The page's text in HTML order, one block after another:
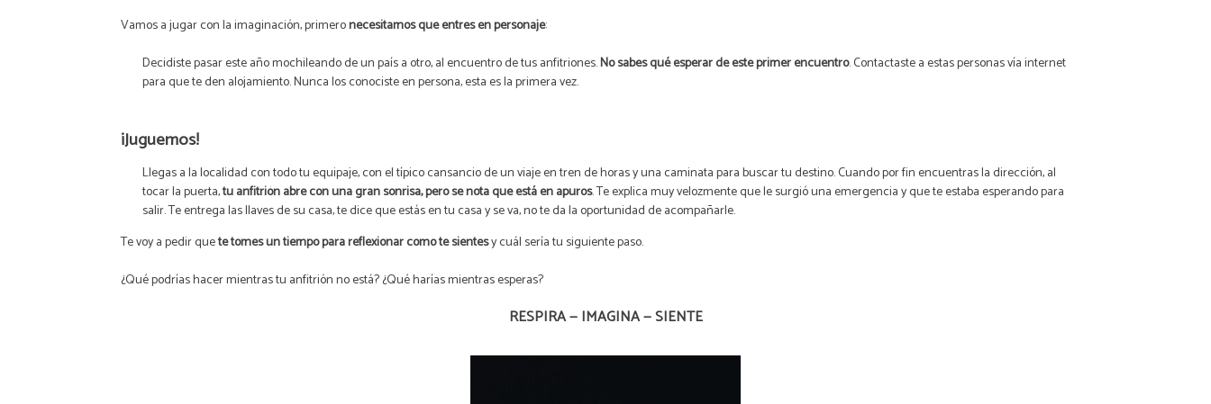
Vamos a jugar con laimaginación, primeronecesitamos que entres en personaje:
Decidiste pasar este año mochileando de un país a otro, al encuentro de tus anfitriones.No sabes qué esperar de este primer encuentro. Contactaste a estas personas vía internet
para que te den alojamiento. Nunca los conociste en persona, esta es la primera vez.
¡Juguemos!
Llegas a la localidad con todo tu equipaje, con el típico cansancio de un viaje en tren de horas y una caminata para buscar tu destino. Cuando por fin encuentras la dirección, al
tocar la puerta,tu anfitrión abre con una gran sonrisa, pero se nota que está en apuros. Te explica muy velozmente que le surgió una emergencia y que te estaba esperando para
salir. Te entrega las llaves de su casa, te dice que estás en tu casa y se va, no te da la oportunidad de acompañarle.
Te voy a pedir quete tomes un tiempo para reflexionar como te sientesy cuál sería tu siguiente paso.
¿Qué podrías hacer mientras tu anfitrión no está? ¿Qué harías mientras esperas?
RESPIRA — IMAGINA — SIENTE